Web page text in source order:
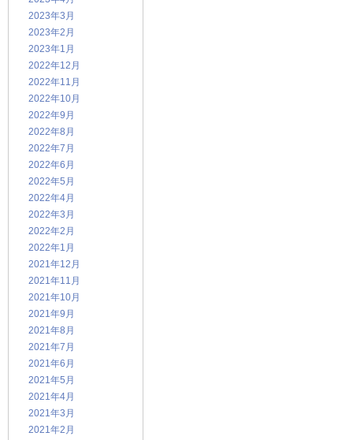
2023年3月
2023年2月
2023年1月
2022年12月
2022年11月
2022年10月
2022年9月
2022年8月
2022年7月
2022年6月
2022年5月
2022年4月
2022年3月
2022年2月
2022年1月
2021年12月
2021年11月
2021年10月
2021年9月
2021年8月
2021年7月
2021年6月
2021年5月
2021年4月
2021年3月
2021年2月